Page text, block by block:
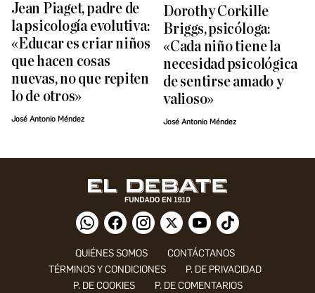
Jean Piaget, padre de
la psicología evolutiva:
«Educar es criar niños
que hacen cosas
nuevas, no que repiten
lo de otros»
José Antonio Méndez
Dorothy Corkille
Briggs, psicóloga:
«Cada niño tiene la
necesidad psicológica
de sentirse amado y
valioso»
José Antonio Méndez
QUIÉNES SOMOS
CONTÁCTANOS
TÉRMINOS Y CONDICIONES
P. DE PRIVACIDAD
P. DE COOKIES
P. DE COMENTARIOS